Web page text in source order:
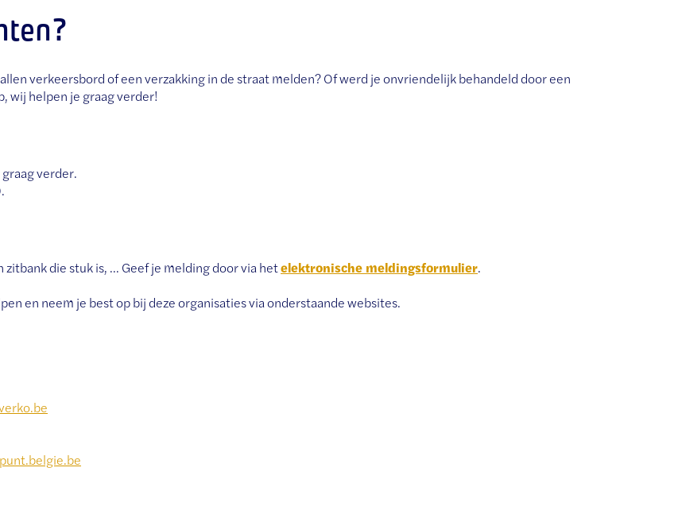
verkeersbord of een verzakking in de straat melden? Of werd je onvriendelijk behandeld door een
wij helpen je graag verder!
verder.
die stuk is, ... Geef je melding door via hetelektronische meldingsformulier.
en neem je best op bij deze organisaties via onderstaande websites.